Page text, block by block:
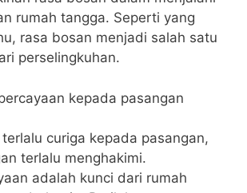
rumah tangga. Seperti yang
rasa bosan menjadi salah satu
perselingkuhan.
kepada pasangan
curiga kepada pasangan,
terlalu menghakimi.
adalah kunci dari rumah